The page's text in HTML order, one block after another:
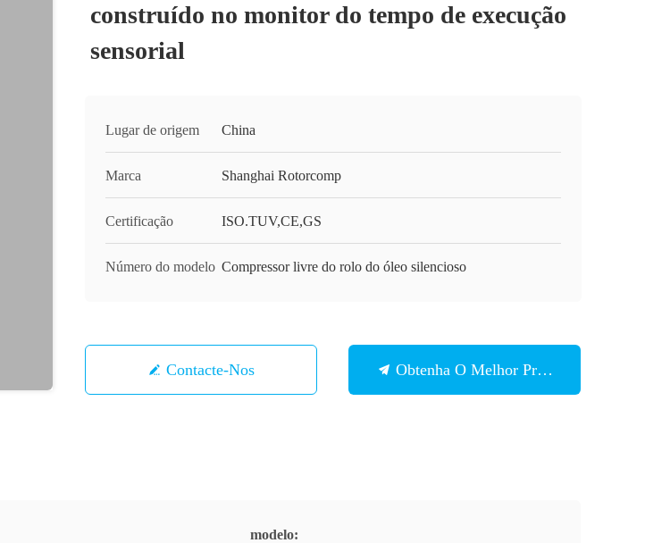
construído no monitor do tempo de execução
sensorial
Lugar de origem China
Marca Shanghai Rotorcomp
Certificação ISO.TUV,CE,GS
Número do modelo Compressor livre do rolo do óleo silencioso
Contacte-Nos Obtenha O Melhor Preço
modelo: